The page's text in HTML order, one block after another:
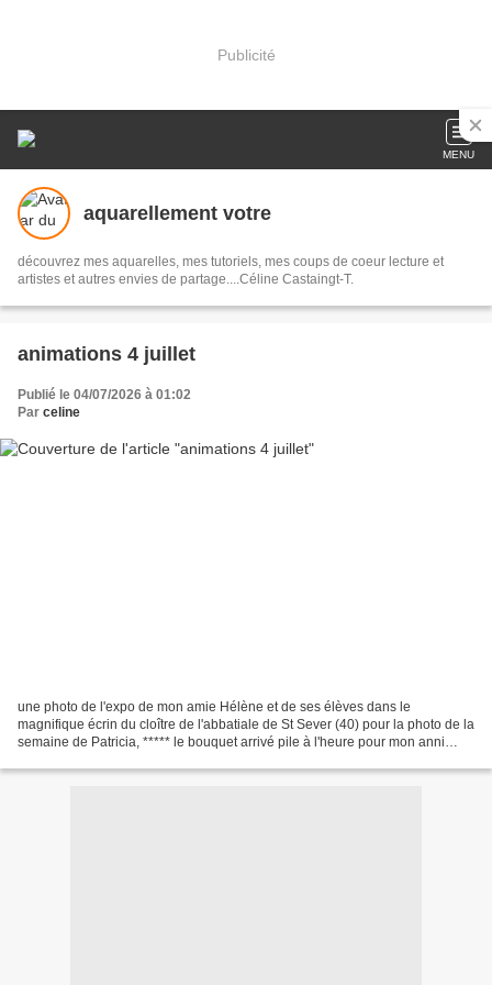
Publicité
MENU
aquarellement votre
découvrez mes aquarelles, mes tutoriels, mes coups de coeur lecture et
artistes et autres envies de partage....Céline Castaingt-T.
animations 4 juillet
Publié le 04/07/2026 à 01:02
Par celine
une photo de l'expo de mon amie Hélène et de ses élèves dans le
magnifique écrin du cloître de l'abbatiale de St Sever (40) pour la photo de la
semaine de Patricia, ***** le bouquet arrivé pile à l'heure pour mon anni